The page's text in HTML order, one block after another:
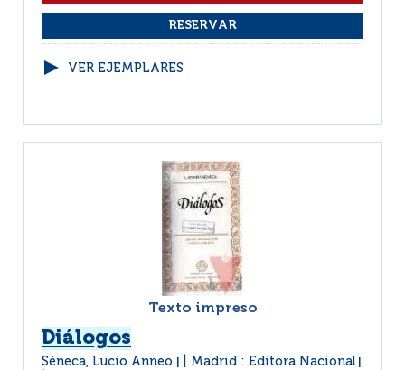
VER EJEMPLARES
Texto impreso
Diálogos
Séneca, Lucio Anneo Madrid : Editora Nacional